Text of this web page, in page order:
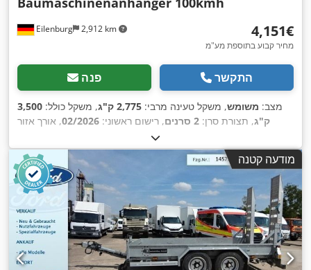
Eilenburg 2,912 km ‏4,151 ‏€
מחיר קבוע בתוספת מע"מ
פנה התקשר
מצב: משומש, משקל טעינה מרבי: 2,775 ק"ג , משקל כולל: 3,500
ק"ג, תצורת סרן: 2 סרנים , רישום ראשוני: 02/2026, אורך אזור
, רוחב שטח הטעינה:
2,435 מ"מ
, גובה כולל:2,130 מ"מ ,
מודעה קטנה